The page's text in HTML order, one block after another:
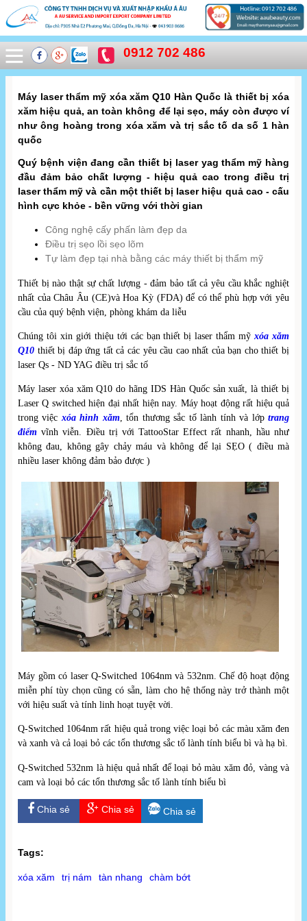
0912 702 486
Máy laser thẩm mỹ xóa xăm Q10 Hàn Quốc là thiết bị xóa
xăm hiệu quả, an toàn không để lại sẹo, máy còn được ví
như ông hoàng trong xóa xăm và trị sắc tố da số 1 hàn
quốc
Quý bệnh viện đang cần thiết bị laser yag thẩm mỹ hàng
đầu đảm bảo chất lượng - hiệu quả cao trong điều trị
laser thẩm mỹ và cần một thiết bị laser hiệu quả cao - cấu
hình cực khỏe - bền vững với thời gian
Công nghệ cấy phấn làm đẹp da
Điều trị sẹo lồi sẹo lõm
Tự làm đẹp tại nhà bằng các máy thiết bị thẩm mỹ
Thiết bị nào thật sự chất lượng - đảm bảo tất cả yêu cầu khắc nghiệt
nhất của Châu Âu (CE)và Hoa Kỳ (FDA) để có thể phù hợp với yêu
cầu của quý bệnh viện, phòng khám da liễu
Chúng tôi xin giới thiệu tới các bạn thiết bị laser thẩm mỹxóa xăm
Q10 thiết bị đáp ứng tất cả các yêu cầu cao nhất của bạn cho thiết bị
laser Qs - ND YAG điều trị sắc tố
Máy laser xóa xăm Q10 do hãng IDS Hàn Quốc sản xuất, là thiết bị
Laser Q switched hiện đại nhất hiện nay. Máy hoạt động rất hiệu quả
trong việc xóa hình xăm, tổn thương sắc tố lành tính và lớptrang
điểm vĩnh viễn. Điều trị với TattooStar Effect rất nhanh, hầu như
không đau, không gây chảy máu và không để lại SẸO ( điều mà
nhiều laser không đảm bảo được )
Máy gồm có laser Q-Switched 1064nm và 532nm. Chế độ hoạt động
miễn phí tùy chọn cũng có sẵn, làm cho hệ thống này trở thành một
với hiệu suất và tính linh hoạt tuyệt vời.
Q-Switched 1064nm rất hiệu quả trong việc loại bỏ các màu xăm đen
và xanh và cả loại bỏ các tổn thương sắc tố lành tính biểu bì và hạ bì.
Q-Switched 532nm là hiệu quả nhất để loại bỏ màu xăm đỏ, vàng và
cam và loại bỏ các tổn thương sắc tố lành tính biểu bì
Chia sẻ Chia sẻ Chia sẻ
Tags:
xóa xăm trị nám tàn nhang chàm bớt